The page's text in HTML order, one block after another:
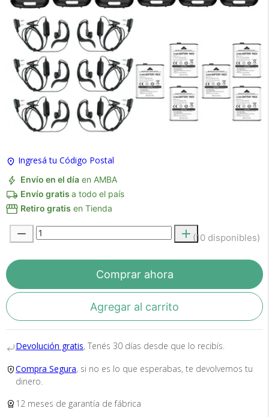
Ingresá tu Código Postal
Envío en el día en AMBA
Envío gratis a todo el país
Retiro gratis en Tienda
(10 disponibles)
Comprar ahora
Agregar al carrito
Devolución gratis, Tenés 30 días desde que lo recibís.
Compra Segura, si no es lo que esperabas, te devolvemos tu
dinero.
12 meses de garantía de fábrica
Medios de Pago ×
Recibí el producto que esperabas o
En Bidcom te aseguramos recibir el producto
dinero!